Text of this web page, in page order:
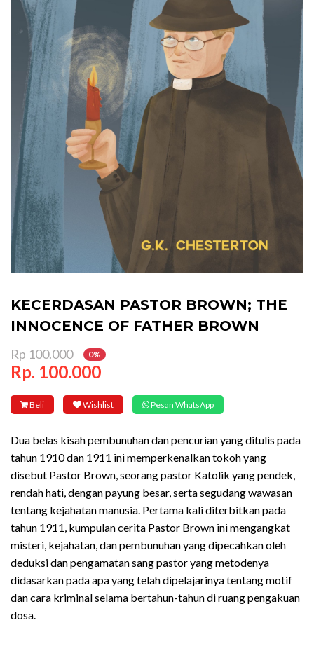
KECERDASAN PASTOR BROWN; THE
INNOCENCE OF FATHER BROWN
Rp 100.000 0%
Rp. 100.000
Beli Wishlist Pesan WhatsApp
Dua belas kisah pembunuhan dan pencurian yang ditulis pada
tahun 1910 dan 1911 ini memperkenalkan tokoh yang
disebut Pastor Brown, seorang pastor Katolik yang pendek,
rendah hati, dengan payung besar, serta segudang wawasan
tentang kejahatan manusia. Pertama kali diterbitkan pada
tahun 1911, kumpulan cerita Pastor Brown ini mengangkat
misteri, kejahatan, dan pembunuhan yang dipecahkan oleh
deduksi dan pengamatan sang pastor yang metodenya
didasarkan pada apa yang telah dipelajarinya tentang motif
dan cara kriminal selama bertahun-tahun di ruang pengakuan
dosa.